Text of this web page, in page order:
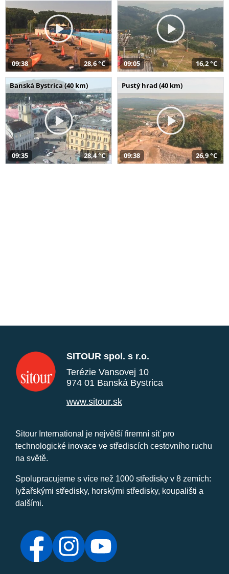
09:38 28,6 °C 09:05 16,2 °C
Banská Bystrica (40 km)
09:35 28,4 °C
Pustý hrad (40 km)
09:38 26,9 °C
SITOUR spol. s r.o.
Terézie Vansovej 10
974 01 Banská Bystrica
www.sitour.sk
Sitour International je největší firemní síť pro
technologické inovace ve střediscích cestovního ruchu
na světě.
Spolupracujeme s více než 1000 středisky v 8 zemích:
lyžařskými středisky, horskými středisky, koupališti a
dalšími.